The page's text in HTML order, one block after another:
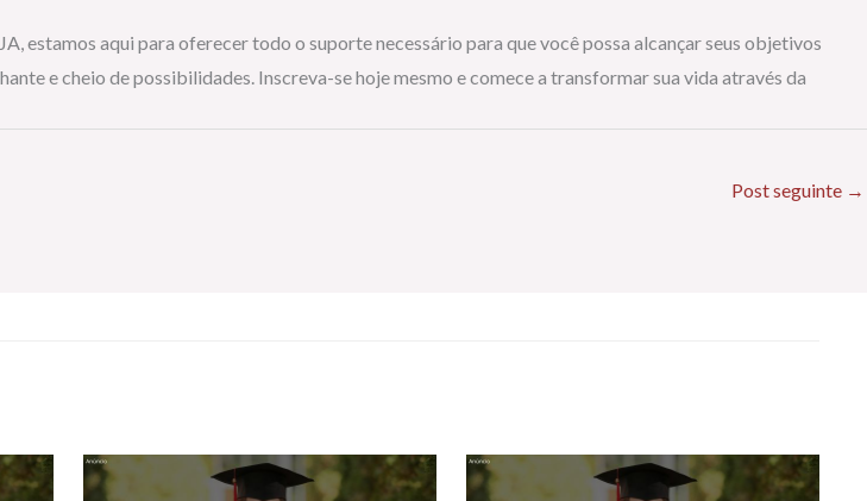
estamos aqui para oferecer todo o suporte necessário para que você possa alcançar seus objetivos
e cheio de possibilidades. Inscreva-se hoje mesmo e comece a transformar sua vida através da
Post seguinte →